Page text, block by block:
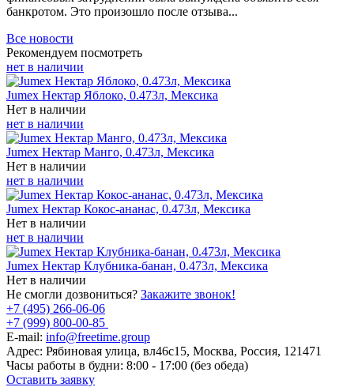
банкротом. Это произошло после отзыва...
Все новости
Рекомендуем посмотреть
нет в наличии
Jumex Нектар Яблоко, 0.473л, Мексика
Нет в наличии
нет в наличии
Jumex Нектар Манго, 0.473л, Мексика
Нет в наличии
нет в наличии
Jumex Нектар Кокос-ананас, 0.473л, Мексика
Нет в наличии
нет в наличии
Jumex Нектар Клубника-банан, 0.473л, Мексика
Нет в наличии
Не смогли дозвониться? Закажите звонок!
+7 (495) 266-06-06
+7 (999) 800-00-85
E-mail: info@freetime.group
Адрес: Рябиновая улица, вл46с15, Москва, Россия, 121471
Часы работы в будни: 8:00 - 17:00 (без обеда)
Оставить заявку